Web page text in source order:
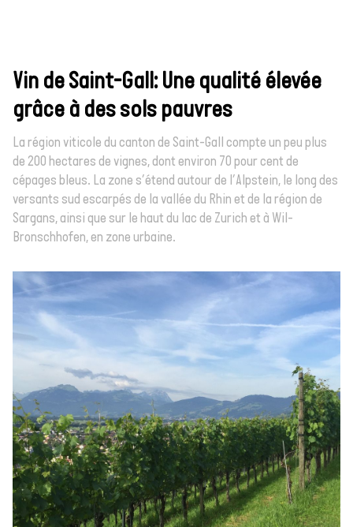
Vin de Saint-Gall: Une qualité élevée
grâce à des sols pauvres
La région viticole du canton de Saint-Gall compte un peu plus
de 200 hectares de vignes, dont environ 70 pour cent de
cépages bleus. La zone s’étend autour de l’Alpstein, le long des
versants sud escarpés de la vallée du Rhin et de la région de
Sargans, ainsi que sur le haut du lac de Zurich et à Wil-
Bronschhofen, en zone urbaine.